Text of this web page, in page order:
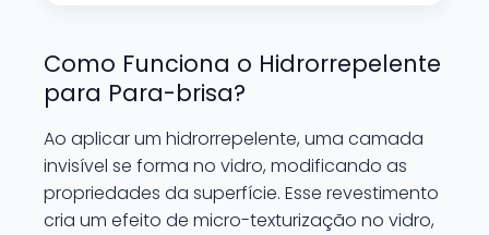
Como Funciona o Hidrorrepelente
para Para-brisa?
Ao aplicar um hidrorrepelente, uma camada
invisível se forma no vidro, modificando as
propriedades da superfície. Esse revestimento
cria um efeito de micro-texturização no vidro,